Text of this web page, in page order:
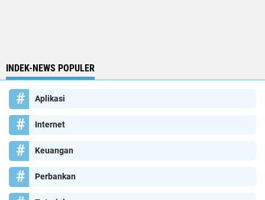
INDEK-NEWS POPULER
Aplikasi
Internet
Keuangan
Perbankan